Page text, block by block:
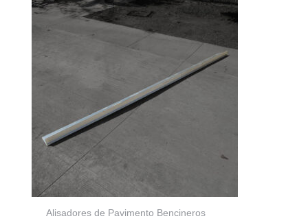
Alisadores de Pavimento Bencineros
original
era:
$245.140.
actual
es:
$165.470.